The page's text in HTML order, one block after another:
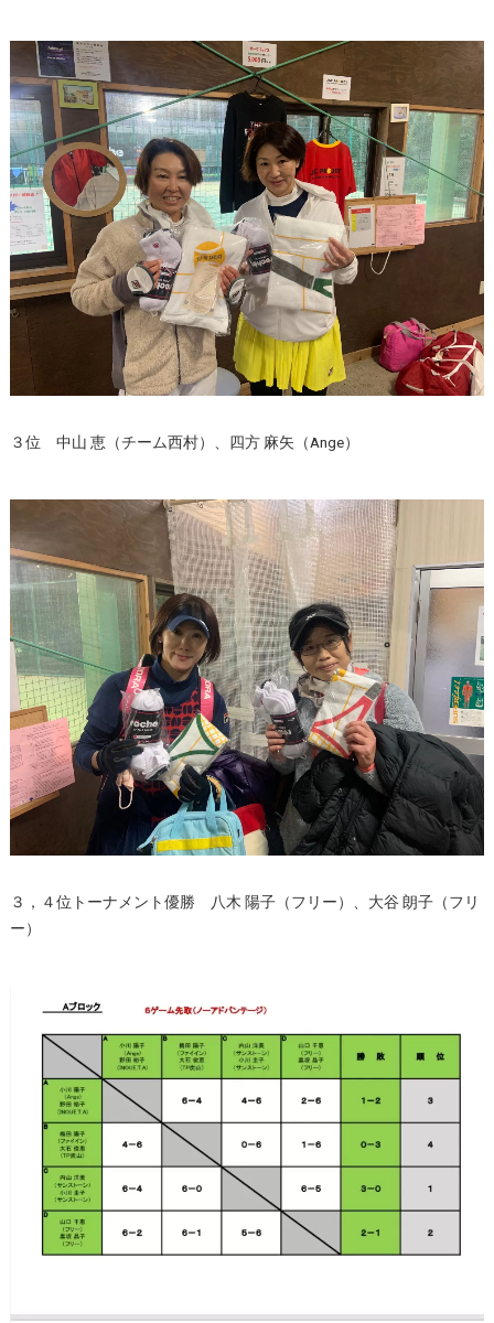
３位 中山 恵（チーム西村）、四方 麻矢（Ange）
３，４位トーナメント優勝 八木 陽子（フリー）、大谷 朗子（フリ
ー）